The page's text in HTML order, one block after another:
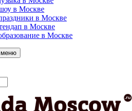
в Москве
в Москве
в Москве
в Москве
меню